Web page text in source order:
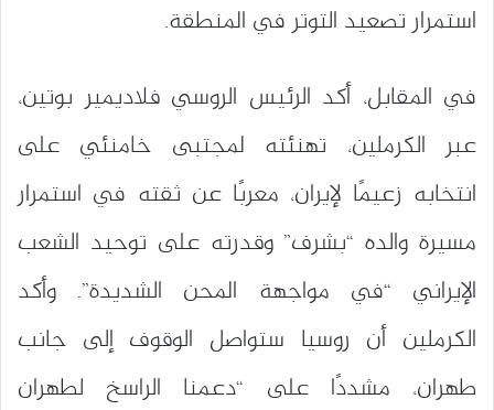
استمرار تصعيد التوتر في المنطقة.
في المقابل، أكد الرئيس الروسي فلاديمير بوتين،
عبر الكرملين، تهنئته لمجتبى خامنئي على
انتخابه زعيمًا لإيران، معربًا عن ثقته في استمرار
مسيرة والده “بشرف” وقدرته على توحيد الشعب
الإيراني “في مواجهة المحن الشديدة”. وأكد
الكرملين أن روسيا ستواصل الوقوف إلى جانب
طهران، مشددًا على “دعمنا الراسخ لطهران